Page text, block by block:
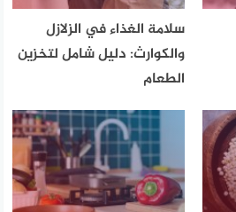
سلامة الغذاء في الزلازل
والكوارث: دليل شامل لتخزين
الطعام